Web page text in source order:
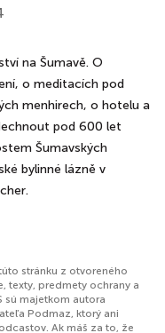
na Šumavě. O
o meditacích pod
menhirech, o hotelu a
pod 600 let
Šumavských
bylinné lázně v
stránku z otvoreného
texty, predmety ochrany a
sú majetkom autora
Podmaz, ktorý ani
Ak máš za to, že